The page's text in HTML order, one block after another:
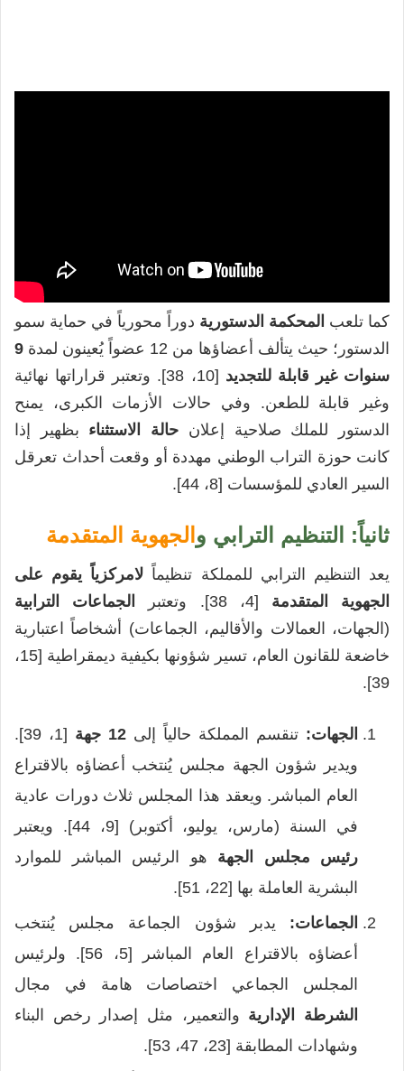
كما تلعب المحكمة الدستورية دوراً محورياً في حماية سمو
الدستور؛ حيث يتألف أعضاؤها من 12 عضواً يُعينون لمدة
9
سنوات غير قابلة للتجديد
[10، 38]. وتعتبر قراراتها نهائية
وغير قابلة للطعن. وفي حالات الأزمات الكبرى، يمنح
الدستور للملك صلاحية إعلان حالة الاستثناء بظهير إذا
كانت حوزة التراب الوطني مهددة أو وقعت أحداث تعرقل
السير العادي للمؤسسات [8، 44].
ثانياً: التنظيم الترابي و الجهوية المتقدمة
يعد التنظيم الترابي للمملكة تنظيماً لامركزياً يقوم على
الجهوية المتقدمة [4، 38]. وتعتبر
الجماعات الترابية
(الجهات، العمالات والأقاليم، الجماعات) أشخاصاً اعتبارية
خاضعة للقانون العام، تسير شؤونها بكيفية ديمقراطية [15،
39].
الجهات: تنقسم المملكة حالياً إلى 12 جهة
[1، 39].
ويدير شؤون الجهة مجلس يُنتخب أعضاؤه بالاقتراع
العام المباشر. ويعقد هذا المجلس ثلاث دورات عادية
في السنة (مارس، يوليو، أكتوبر) [9، 44]. ويعتبر
رئيس مجلس الجهة هو الرئيس المباشر للموارد
البشرية العاملة بها [22، 51].
الجماعات: يدبر شؤون الجماعة مجلس يُنتخب
أعضاؤه بالاقتراع العام المباشر [5، 56]. ولرئيس
المجلس الجماعي اختصاصات هامة في مجال
الشرطة الإدارية والتعمير، مثل إصدار رخص البناء
وشهادات المطابقة [23، 47، 53].